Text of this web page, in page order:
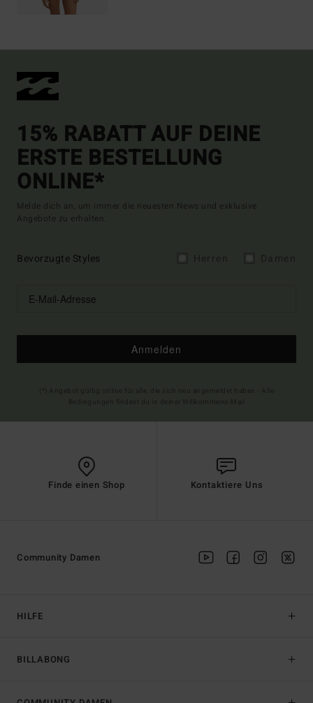
15% RABATT AUF DEINE
ERSTE BESTELLUNG
ONLINE*
Melde dich an, um immer die neuesten News und exklusive
Angebote zu erhalten.
Bevorzugte Styles
Anmelden
Finde einen Shop Kontaktiere Uns
HILFE
BILLABONG
Community Damen